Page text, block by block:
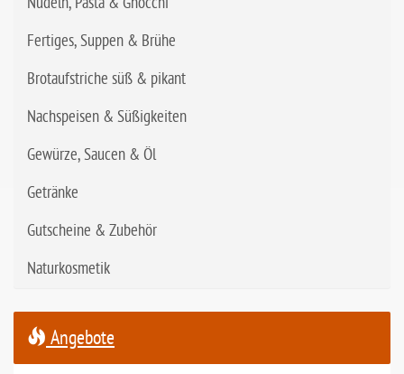
Fertiges, Suppen & Brühe
Brotaufstriche süß & pikant
Nachspeisen & Süßigkeiten
Gewürze, Saucen & Öl
Getränke
Gutscheine & Zubehör
Naturkosmetik
Angebote